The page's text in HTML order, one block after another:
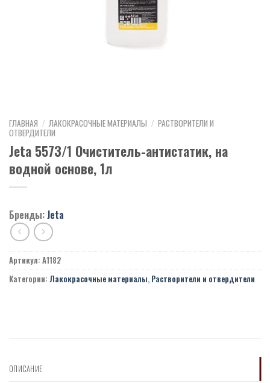
ГЛАВНАЯ / ЛАКОКРАСОЧНЫЕ МАТЕРИАЛЫ / РАСТВОРИТЕЛИ И
ОТВЕРДИТЕЛИ
Jeta 5573/1 Очиститель-антистатик, на
водной основе, 1л
Бренды:Jeta
Артикул: A1182
Категории: Лакокрасочные материалы, Растворители и отвердители
ОПИСАНИЕ